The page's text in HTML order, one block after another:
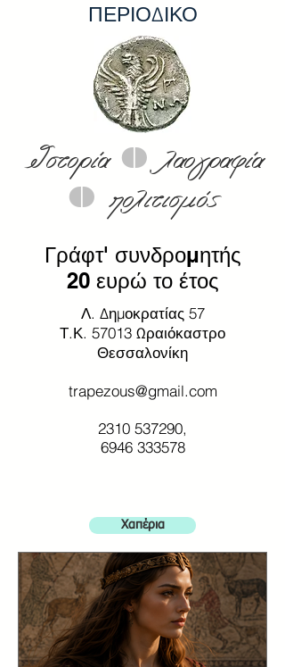
ΠΕΡΙΟΔΙΚΟ
Ιστορία 0 λαογραφία
0 πολιτισμός
Γράφτ' συνδρομητής
20 ευρώ το έτος
Λ. Δημοκρατίας 57
Τ.Κ. 57013 Ωραιόκαστρο
Θεσσαλονίκη
trapezous@gmail.com
2310 537290,
6946 333578
Χαπέρια